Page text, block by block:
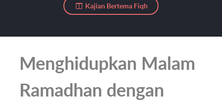
Kajian Bertema Fiqh
Menghidupkan Malam
Ramadhan dengan